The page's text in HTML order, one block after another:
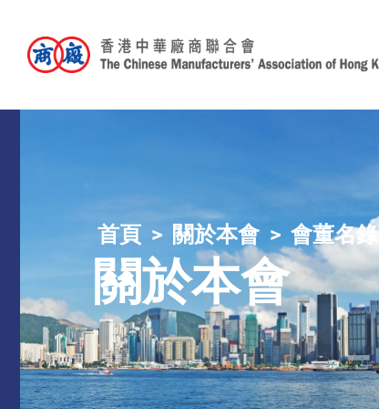
首頁 關於本會 會董名錄
關於本會